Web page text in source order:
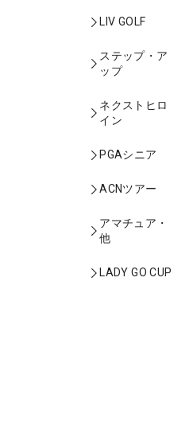
LIV GOLF
ステップ・ア
ップ
ネクストヒロ
イン
PGAシニア
ACNツアー
アマチュア・
他
LADY GO CUP